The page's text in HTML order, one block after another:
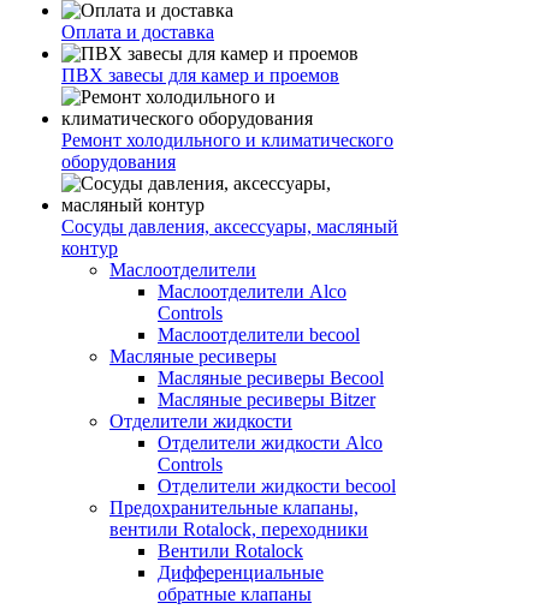
Оплата и доставка
ПВХ завесы для камер и проемов
Ремонт холодильного и климатического
оборудования
Сосуды давления, аксессуары, масляный
контур
Маслоотделители
Маслоотделители Alco
Controls
Маслоотделители becool
Масляные ресиверы
Масляные ресиверы Becool
Масляные ресиверы Bitzer
Отделители жидкости
Отделители жидкости Alco
Controls
Отделители жидкости becool
Предохранительные клапаны,
вентили Rotalock, переходники
Вентили Rotalock
Дифференциальные
обратные клапаны